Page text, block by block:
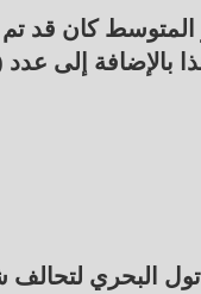
بالبحر المتوسط
البحري